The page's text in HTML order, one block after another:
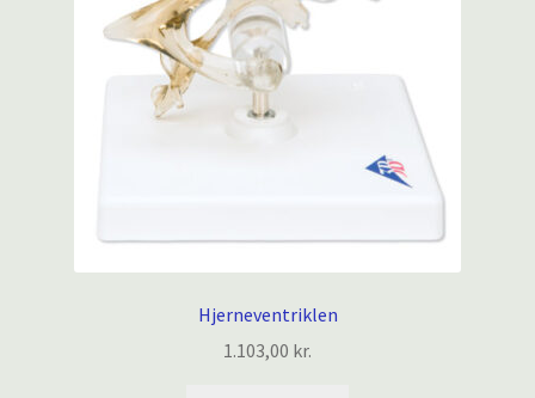
Hjerneventriklen
1.103,00 kr.